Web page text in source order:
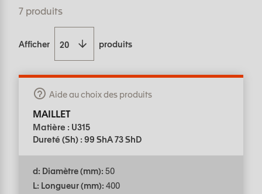
7 produits
Afficher produits
Aide au choix des produits
MAILLET
Matière : U315
Dureté (Sh) : 99 ShA 73 ShD
d: Diamètre (mm): 50
L: Longueur (mm): 400